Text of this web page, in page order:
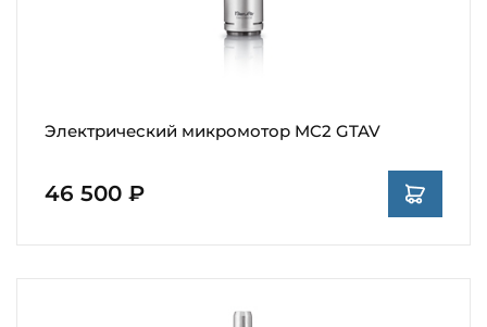
Электрический микромотор MC2 GTAV
46 500 ₽